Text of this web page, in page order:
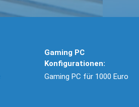
Gaming PC
Konfigurationen:
Gaming PC für 1000 Euro